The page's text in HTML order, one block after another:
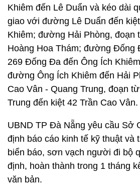
Khiêm đến Lê Duẩn và kéo dài
giao với đường Lê Duẩn đến
Khiêm; đường Hải Phòng, đoạn
Hoàng Hoa Thám; đường Đống
269 Đống Đa đến Ông Ích
đường Ông Ích Khiêm đến Hải
Cao Vân - Quang Trung, đoạn
Trung đến kiệt 42 Trần Cao Vân.
UBND TP Đà Nẵng yêu cầu Sở
định báo cáo kinh tế kỹ thuật và
biển báo, sơn vạch người đi bộ
định, hoàn thành trong 1 tháng
văn bản.